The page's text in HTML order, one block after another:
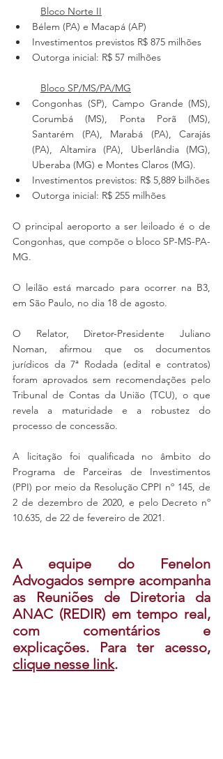
Bloco Norte II
Bélem (PA) e Macapá (AP)
Investimentos previstos R$ 875 milhões
Outorga inicial: R$ 57 milhões
Bloco SP/MS/PA/MG
Congonhas (SP), Campo Grande (MS),
Corumbá (MS), Ponta Porã (MS),
Santarém (PA), Marabá (PA), Carajás
(PA), Altamira (PA), Uberlândia (MG),
Uberaba (MG) e Montes Claros (MG).
Investimentos previstos: R$ 5,889 bilhões
Outorga inicial: R$ 255 milhões
O principal aeroporto a ser leiloado é o de
Congonhas, que compõe o bloco SP-MS-PA-
MG.
O leilão está marcado para ocorrer na B3,
em São Paulo, no dia 18 de agosto.
O Relator, Diretor-Presidente Juliano
Noman, afirmou que os documentos
jurídicos da 7ª Rodada (edital e contratos)
foram aprovados sem recomendações pelo
Tribunal de Contas da União (TCU), o que
revela a maturidade e a robustez do
processo de concessão.
A licitação foi qualificada no âmbito do
Programa de Parceiras de Investimentos
(PPI) por meio da Resolução CPPI nº 145, de
2 de dezembro de 2020, e pelo Decreto nº
10.635, de 22 de fevereiro de 2021.
A equipe do Fenelon
Advogados sempre acompanha
as Reuniões de Diretoria da
ANAC (REDIR) em tempo real,
com comentários e
clique nesse link.